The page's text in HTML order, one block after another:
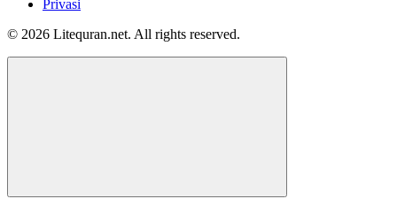
Privasi
© 2026 Litequran.net. All rights reserved.